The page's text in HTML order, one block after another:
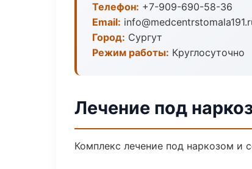
Телефон: +7-909-690-58-36
Email:
Город: Сургут
Режим работы: Круглосуточно
Лечение под
Комплекс лечение под наркозом и